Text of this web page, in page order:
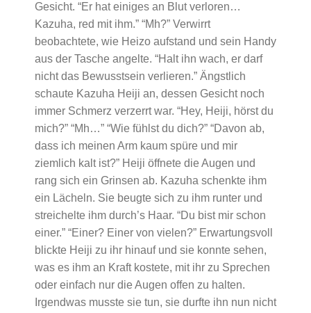
Gesicht. “Er hat einiges an Blut verloren…
Kazuha, red mit ihm.” “Mh?” Verwirrt
beobachtete, wie Heizo aufstand und sein Handy
aus der Tasche angelte. “Halt ihn wach, er darf
nicht das Bewusstsein verlieren.” Ängstlich
schaute Kazuha Heiji an, dessen Gesicht noch
immer Schmerz verzerrt war. “Hey, Heiji, hörst du
mich?” “Mh…” “Wie fühlst du dich?” “Davon ab,
dass ich meinen Arm kaum spüre und mir
ziemlich kalt ist?” Heiji öffnete die Augen und
rang sich ein Grinsen ab. Kazuha schenkte ihm
ein Lächeln. Sie beugte sich zu ihm runter und
streichelte ihm durch’s Haar. “Du bist mir schon
einer.” “Einer? Einer von vielen?” Erwartungsvoll
blickte Heiji zu ihr hinauf und sie konnte sehen,
was es ihm an Kraft kostete, mit ihr zu Sprechen
oder einfach nur die Augen offen zu halten.
Irgendwas musste sie tun, sie durfte ihn nun nicht